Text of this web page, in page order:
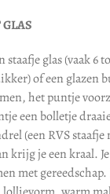
staafje glas (vaak 6
of een glazen
het puntje
een bolletje
(een RVS
krijg je een kraal.
met